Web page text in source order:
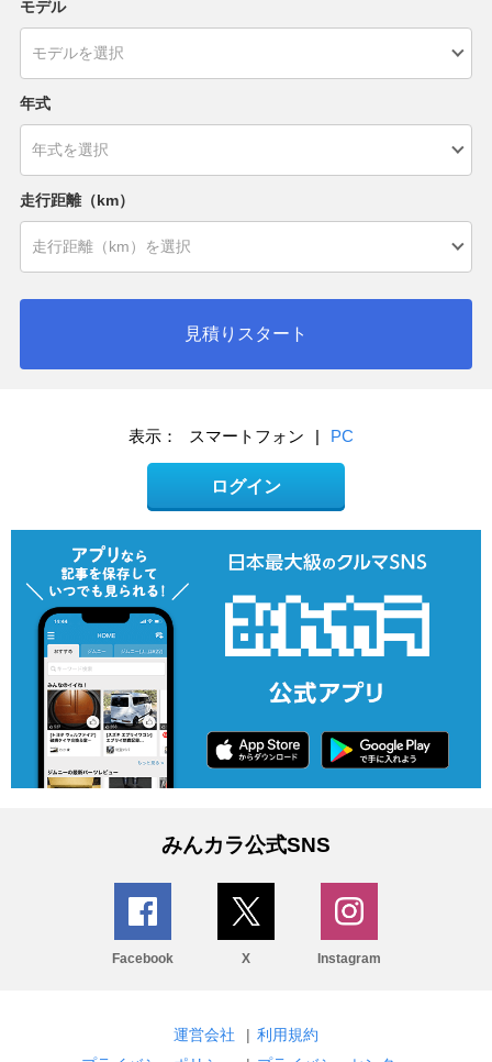
モデル
年式
走行距離（km）
見積りスタート
表示： スマートフォン | PC
ログイン
みんカラ公式SNS
Facebook X Instagram
運営会社 | 利用規約